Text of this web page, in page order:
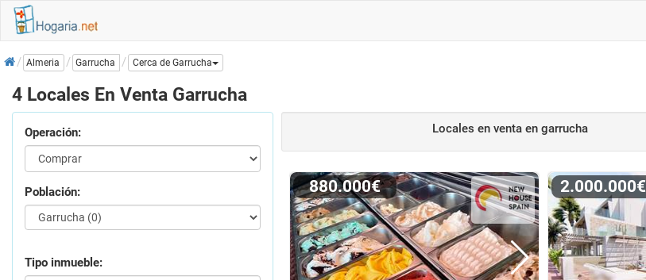
InicioAlmeria Garrucha Cerca de Garrucha
4 Locales En Venta Garrucha
Operación:
Población:
Tipo inmueble:
Locales en venta en garrucha
880.000€ 2.000.000€